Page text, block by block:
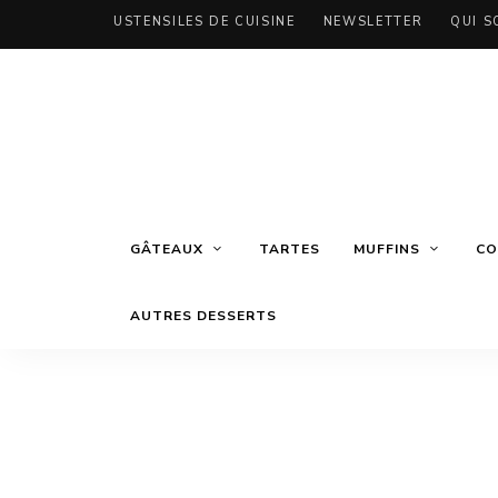
USTENSILES DE CUISINE NEWSLETTER QUI
GÂTEAUX TARTES MUFFINS
AUTRES DESSERTS